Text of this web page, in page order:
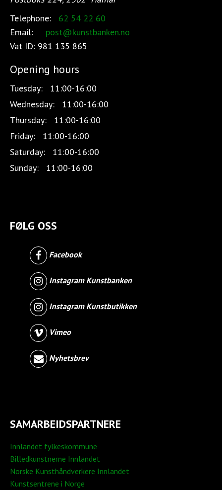
Telephone:
62 54 22 60
Email:
post@kunstbanken.no
Vat ID: 981 135 865
Opening hours
Tuesday:
11:00-16:00
Wednesday:
11:00-16:00
Thursday:
11:00-16:00
Friday:
11:00-16:00
Saturday:
11:00-16:00
Sunday:
11:00-16:00
FØLG OSS
Facebook
Instagram Kunstbanken
Instagram Kunstbutikken
Vimeo
Nyhetsbrev
SAMARBEIDSPARTNERE
Innlandet fylkeskommune
Billedkunstnerne Innlandet
Norske Kunsthåndverkere Innlandet
Kunstsentrene i Norge